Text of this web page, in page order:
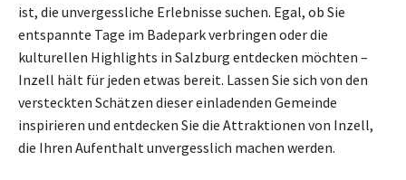
ist, die unvergessliche Erlebnisse suchen. Egal, ob Sie
entspannte Tage im Badepark verbringen oder die
kulturellen Highlights in Salzburg entdecken möchten –
Inzell hält für jeden etwas bereit. Lassen Sie sich von den
versteckten Schätzen dieser einladenden Gemeinde
inspirieren und entdecken Sie die Attraktionen von Inzell,
die Ihren Aufenthalt unvergesslich machen werden.